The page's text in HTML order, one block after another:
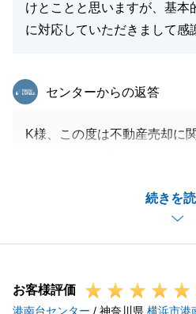
けとことと思いますが、基本
に対応していただきまして感
続きを
東急リバブル
センターからの返答
K様、この度は不動産売却に
弊社をご選定頂いた時は大変
これでK様の関係が無くなる
絡下さいませ。
今後とも何卒よろしくおねが
お客様評価
港南台センター / 神奈川県 横浜市港